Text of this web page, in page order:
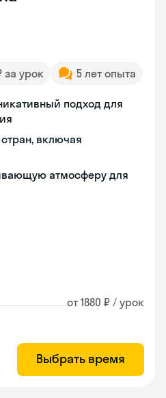
за урок 5 лет опыта
подход для
включая
атмосферу для
от 1880 ₽ / урок
Выбрать время